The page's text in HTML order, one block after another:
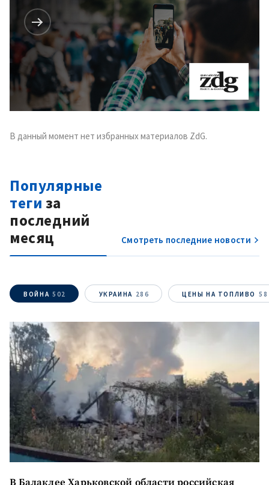
Отправить
информацию
О ZDG
în Română in English
В данный момент нет избранных материалов ZdG.
Популярные
теги за
последний
месяц
Смотреть последние новости
ВОЙНА 502 УКРАИНА 286 ЦЕНЫ НА ТОПЛИВО 58